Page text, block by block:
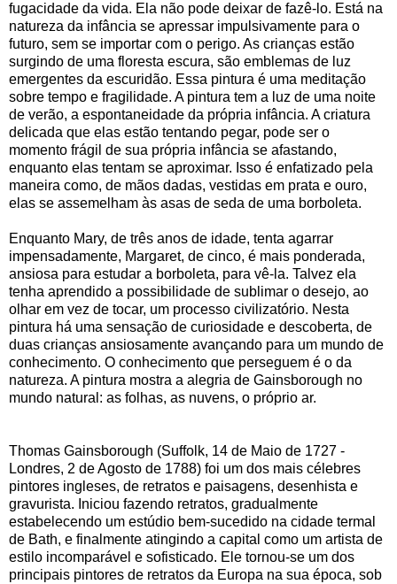
fugacidade da vida. Ela não pode deixar de fazê-lo. Está na
natureza da infância se apressar impulsivamente para o
futuro, sem se importar com o perigo. As crianças estão
surgindo de uma floresta escura, são emblemas de luz
emergentes da escuridão. Essa pintura é uma meditação
sobre tempo e fragilidade. A pintura tem a luz de uma noite
de verão, a espontaneidade da própria infância. A criatura
delicada que elas estão tentando pegar, pode ser o
momento frágil de sua própria infância se afastando,
enquanto elas tentam se aproximar. Isso é enfatizado pela
maneira como, de mãos dadas, vestidas em prata e ouro,
elas se assemelham às asas de seda de uma borboleta.
Enquanto Mary, de três anos de idade, tenta agarrar
impensadamente, Margaret, de cinco, é mais ponderada,
ansiosa para estudar a borboleta, para vê-la. Talvez ela
tenha aprendido a possibilidade de sublimar o desejo, ao
olhar em vez de tocar, um processo civilizatório. Nesta
pintura há uma sensação de curiosidade e descoberta, de
duas crianças ansiosamente avançando para um mundo de
conhecimento. O conhecimento que perseguem é o da
natureza. A pintura mostra a alegria de Gainsborough no
mundo natural: as folhas, as nuvens, o próprio ar.
Thomas Gainsborough (Suffolk, 14 de Maio de 1727 -
Londres, 2 de Agosto de 1788) foi um dos mais célebres
pintores ingleses, de retratos e paisagens, desenhista e
gravurista. Iniciou fazendo retratos, gradualmente
estabelecendo um estúdio bem-sucedido na cidade termal
de Bath, e finalmente atingindo a capital como um artista de
estilo incomparável e sofisticado. Ele tornou-se um dos
principais pintores de retratos da Europa na sua época, sob